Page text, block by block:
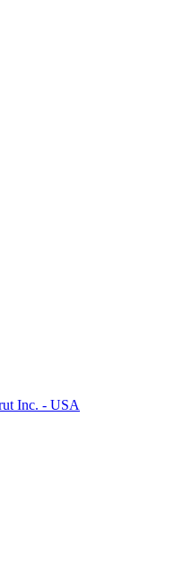
Inc. - USA